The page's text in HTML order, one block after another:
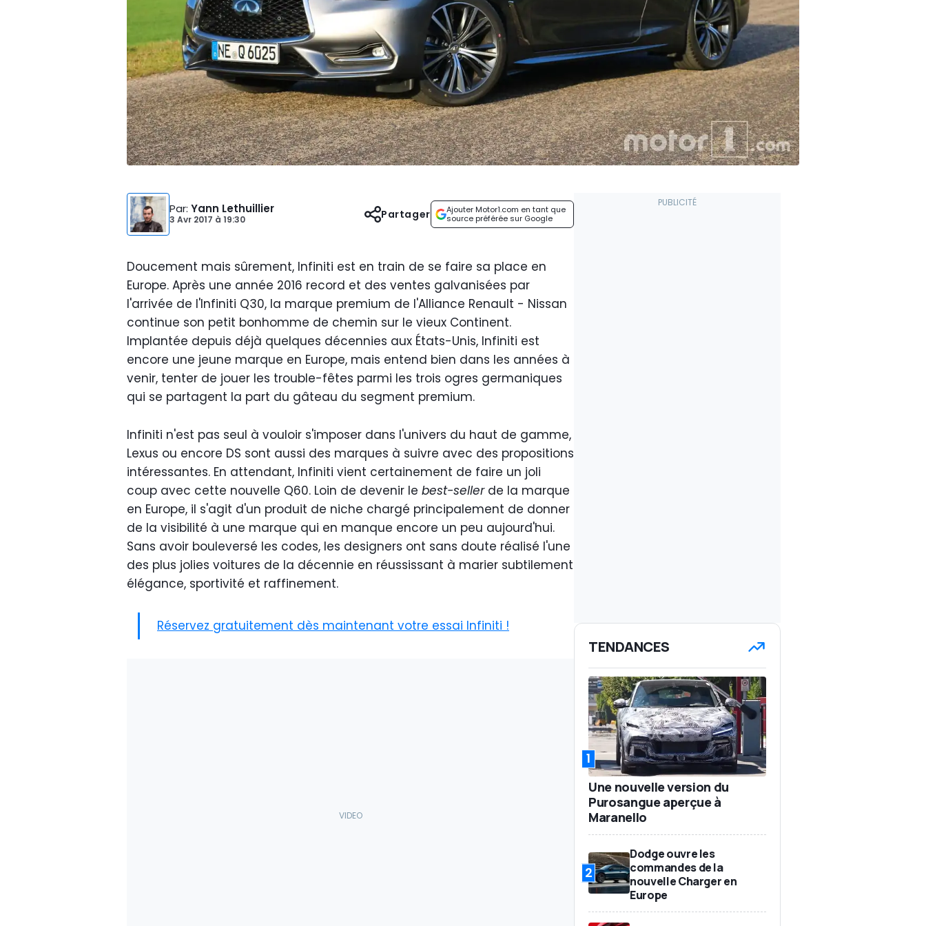
Par: Yann Lethuillier
3 Avr 2017 à 19:30
Ajouter Motor1.com en tant que
source préférée sur Google
Partager
Doucement mais sûrement, Infiniti est en train de se faire sa place en
Europe. Après une année 2016 record et des ventes galvanisées par
l'arrivée de l'Infiniti Q30, la marque premium de l'Alliance Renault - Nissan
continue son petit bonhomme de chemin sur le vieux Continent.
Implantée depuis déjà quelques décennies aux États-Unis, Infiniti est
encore une jeune marque en Europe, mais entend bien dans les années à
venir, tenter de jouer les trouble-fêtes parmi les trois ogres germaniques
qui se partagent la part du gâteau du segment premium.
Infiniti n'est pas seul à vouloir s'imposer dans l'univers du haut de gamme,
Lexus ou encore DS sont aussi des marques à suivre avec des propositions
intéressantes. En attendant, Infiniti vient certainement de faire un joli
coup avec cette nouvelle Q60. Loin de devenir le best-sellerde la marque
en Europe, il s'agit d'un produit de niche chargé principalement de donner
de la visibilité à une marque qui en manque encore un peu aujourd'hui.
Sans avoir bouleversé les codes, les designers ont sans doute réalisé l'une
des plus jolies voitures de la décennie en réussissant à marier subtilement
élégance, sportivité et raffinement.
Réservez gratuitement dès maintenant votre essai Infiniti !
TENDANCES
1
Une nouvelle version du
Purosangue aperçue à
Maranello
2
Dodge ouvre les
commandes de la
nouvelle Charger en
Europe